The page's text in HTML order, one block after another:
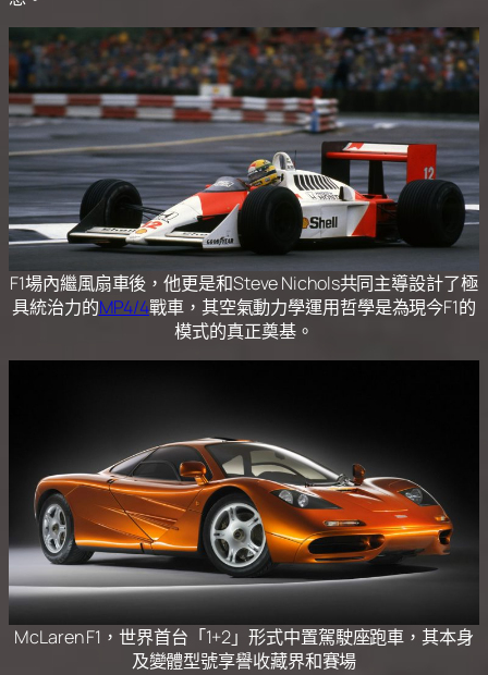
F1場內繼風扇車後，他更是和Steve Nichols共同主導設計了極
具統治力的MP4/4戰車，其空氣動力學運用哲學是為現今F1的
模式的真正奠基。
McLaren F1，世界首台「1+2」形式中置駕駛座跑車，其本身
及變體型號享譽收藏界和賽場